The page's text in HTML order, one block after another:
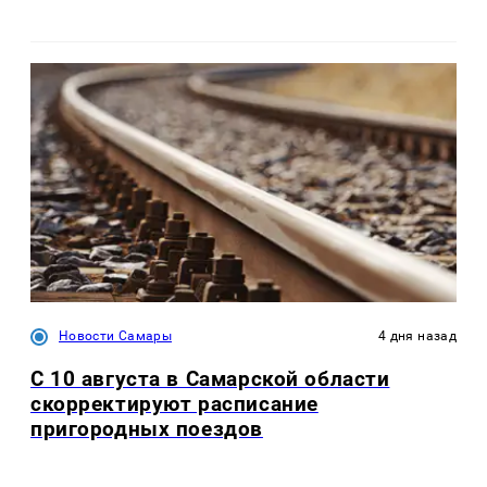
Новости Самары 4 дня назад
С 10 августа в Самарской области
скорректируют расписание
пригородных поездов